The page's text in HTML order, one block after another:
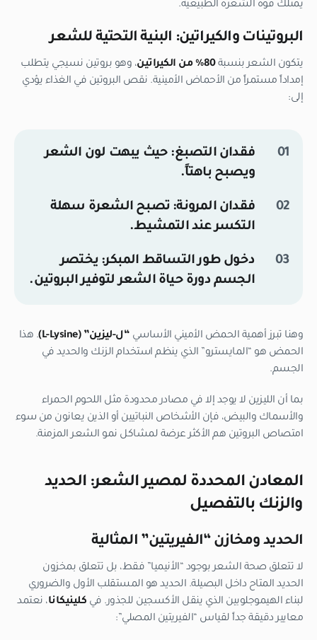
يمتلك قوة الشعرة الطبيعية.
البروتينات والكيراتين: البنية التحتية للشعر
يتكون الشعر بنسبة80% من الكيراتين
، وهو بروتين نسيجي يتطلب
إمداداً مستمراً من الأحماض الأمينية. نقص البروتين في الغذاء يؤدي
إلى:
فقدان التصبغ: حيث يبهت لون الشعر
ويصبح باهتاً.
فقدان المرونة: تصبح الشعرة سهلة
التكسر عند التمشيط.
دخول طور التساقط المبكر: يختصر
الجسم دورة حياة الشعر لتوفير البروتين.
وهنا تبرز أهمية الحمض الأميني الأساسي “ل-ليزين” (L-Lysine)
. هذا
الحمض هو “المايسترو” الذي ينظم استخدام الزنك والحديد في
الجسم.
بما أن الليزين لا يوجد إلا في مصادر محدودة مثل اللحوم الحمراء
والأسماك والبيض، فإن الأشخاص النباتيين أو الذين يعانون من سوء
امتصاص البروتين هم الأكثر عرضة لمشاكل نمو الشعر المزمنة.
المعادن المحددة لمصير الشعر: الحديد
والزنك بالتفصيل
الحديد ومخازن “الفيريتين” المثالية
لا تتعلق صحة الشعر بوجود “الأنيميا” فقط، بل تتعلق بمخزون
الحديد المتاح داخل البصيلة. الحديد هو المستقلب الأول والضروري
لبناء الهيموجلوبين الذي ينقل الأكسجين للجذور. في كلينيكانا، نعتمد
معايير دقيقة جداً لقياس “الفيريتين المصلي”: